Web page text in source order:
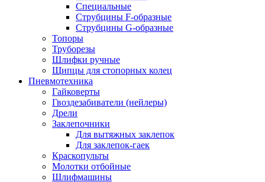
Специальные
Струбцины F-образные
Струбцины G-образные
Топоры
Труборезы
Шлифки ручные
Щипцы для стопорных колец
Пневмотехника
Гайковерты
Гвоздезабиватели (нейлеры)
Дрели
Заклепочники
Для вытяжных заклепок
Для заклепок-гаек
Краскопульты
Молотки отбойные
Шлифмашины